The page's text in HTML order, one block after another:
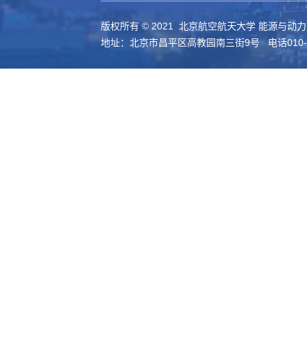
版权所有 © 2021 北京航空航天大学 能源与动
地址：北京市昌平区高教园南三街9号 电话